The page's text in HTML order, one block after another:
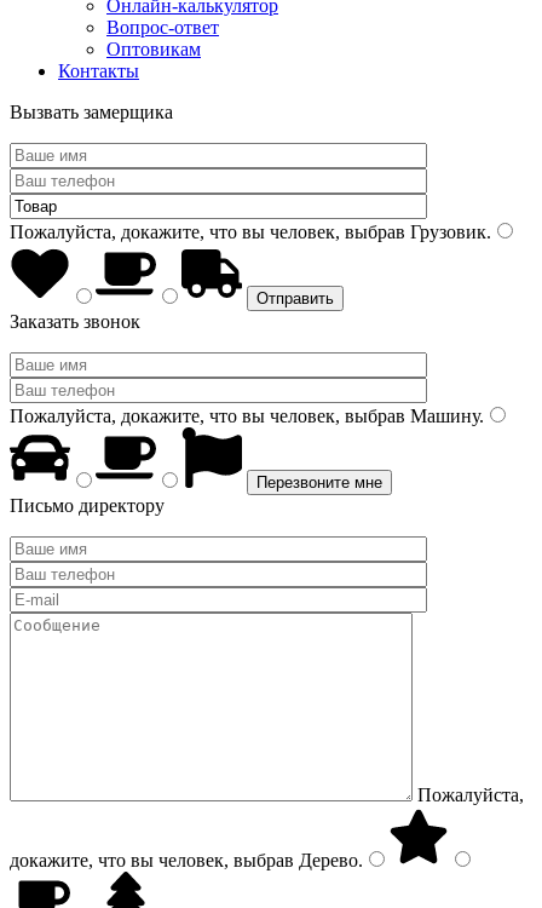
Онлайн-калькулятор
Вопрос-ответ
Оптовикам
Контакты
Вызвать замерщика
Пожалуйста, докажите, что вы человек, выбрав Грузовик.
Заказать звонок
Пожалуйста, докажите, что вы человек, выбрав Машину.
Письмо директору
Пожалуйста,
докажите, что вы человек, выбрав Дерево.